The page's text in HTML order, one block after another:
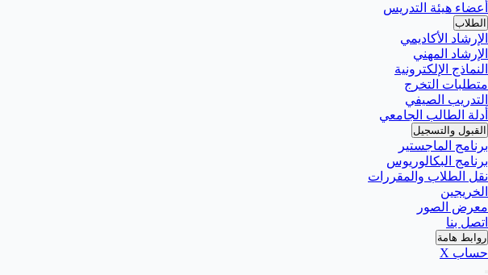
أعضاء هيئة التدريس
الطلاب
الإرشاد الأكاديمي
الإرشاد المهني
النماذج الإلكترونية
متطلبات التخرج
التدريب الصيفي
أدلة الطالب الجامعي
القبول والتسجيل
برنامج الماجستير
برنامج البكالوريوس
نقل الطلاب والمقررات
الخريجين
معرض الصور
اتصل بنا
روابط هامة
حساب X